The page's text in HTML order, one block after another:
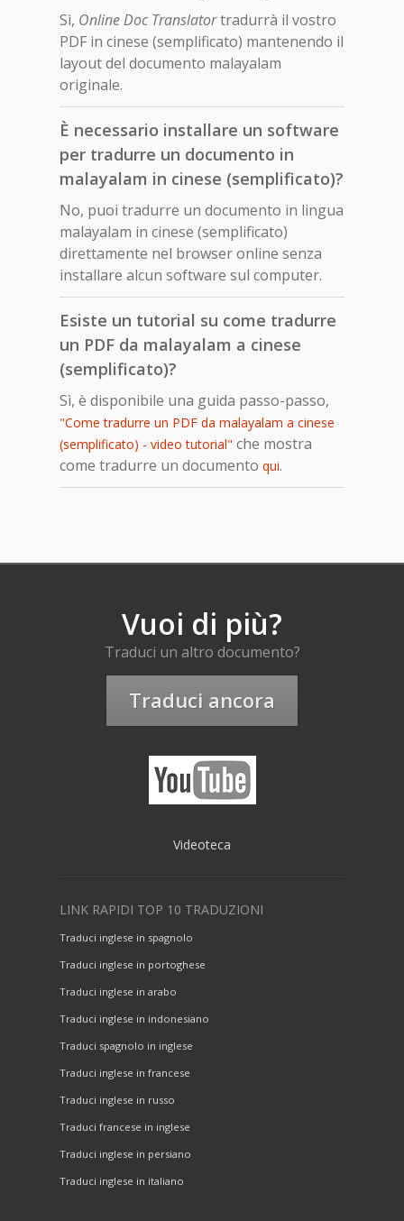
Sì, Online Doc Translatortradurrà il vostro
PDF in cinese (semplificato) mantenendo il
layout del documento malayalam
originale.
È necessario installare un software
per tradurre un documento in
malayalam in cinese (semplificato)?
No, puoi tradurre un documento in lingua
malayalam in cinese (semplificato)
direttamente nel browser online senza
installare alcun software sul computer.
Esiste un tutorial su come tradurre
un PDF da malayalam a cinese
(semplificato)?
Sì, è disponibile una guida passo-passo,
"Come tradurre un PDF da malayalam a cinese
(semplificato) - video tutorial" che mostra
come tradurre un documento qui.
Vuoi di più?
Traduci un altro documento?
Traduci ancora
Videoteca
LINK RAPIDI TOP 10 TRADUZIONI
Traduci inglese in spagnolo
Traduci inglese in portoghese
Traduci inglese in arabo
Traduci inglese in indonesiano
Traduci spagnolo in inglese
Traduci inglese in francese
Traduci inglese in russo
Traduci francese in inglese
Traduci inglese in persiano
Traduci inglese in italiano